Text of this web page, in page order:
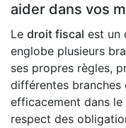
aider dans vos
Le droit fiscal est un
englobe plusieurs
ses propres règles,
différentes branches
efficacement dans
respect des